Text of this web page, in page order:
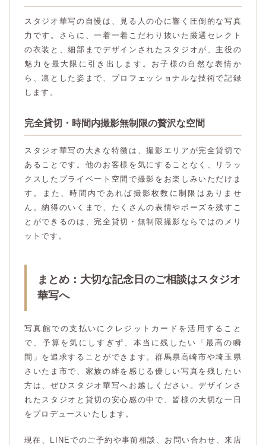
スタジオ華写の自慢は、見る人の心に響く圧倒的な写真
力です。さらに、一着一着こだわり抜いた厳選セレクト
の衣装と、細部までデザインされたスタジオが、主役の
魅力を最大限に引き出します。お子様の自然な表情か
ら、凛とした姿まで、プロフェッショナルな技術で記録
します。
完全貸切・時間内撮影無制限の贅沢な空間
スタジオ華写の大きな特徴は、撮影エリアが完全貸切で
あることです。他のお客様を気にすることなく、リラッ
クスしたプライベート空間で撮影をお楽しみいただけま
す。また、時間内であれば撮影枚数に制限はありませ
ん。納得のいくまで、たくさんの表情やポーズを残すこ
とができるのは、完全貸切・無制限撮影ならではのメリ
ットです。
まとめ：大切な記念日のご相談はスタジオ
華写へ
写真館での支払いにクレジットカードを活用すること
で、予算を気にしすぎず、本当に残したい「最高の瞬
間」を追求することができます。群馬県高崎市や埼玉県
さいたま市で、家族の絆を感じる優しい写真を残したい
方は、ぜひスタジオ華写へお越しください。デザインさ
れたスタジオと貸切の安心感の中で、皆様の大切な一日
をプロデュースいたします。
現在、LINEでのご予約や事前相談、お問い合わせ、来店